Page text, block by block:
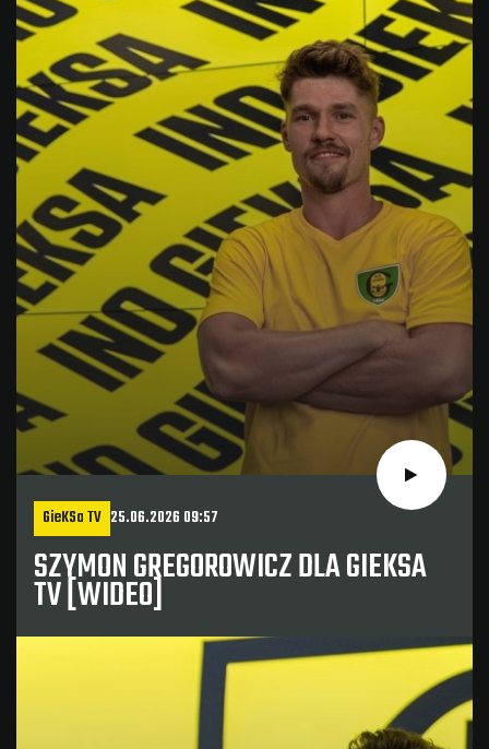
GieKSa TV 25.06.2026 09:57
SZYMON GREGOROWICZ DLA GIEKSA
TV [WIDEO]